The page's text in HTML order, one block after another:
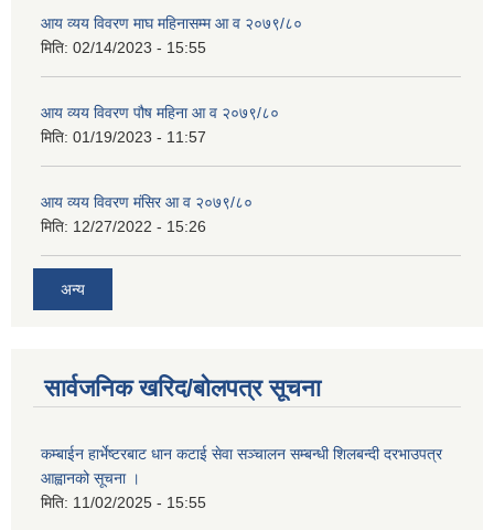
आय व्यय विवरण माघ महिनासम्म आ व २०७९/८०
मिति: 02/14/2023 - 15:55
आय व्यय विवरण पौष महिना आ व २०७९/८०
मिति: 01/19/2023 - 11:57
आय व्यय विवरण मंसिर आ व २०७९/८०
मिति: 12/27/2022 - 15:26
अन्य
सार्वजनिक खरिद/बोलपत्र सूचना
कम्बाईन हार्भेष्टरबाट धान कटाई सेवा सञ्चालन सम्बन्धी शिलबन्दी दरभाउपत्र
आह्वानको सूचना ।
मिति: 11/02/2025 - 15:55